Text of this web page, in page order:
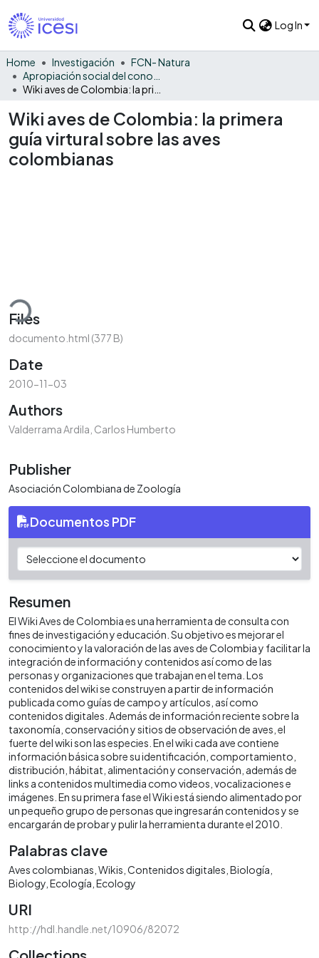
Log In
Home Investigación
FCN- Natura
Wiki aves de Colombia: la primera
guía virtural sobre las aves
colombianas
Files
documento.html (377 B)
Date
2010-11-03
Authors
Valderrama Ardila, Carlos Humberto
Publisher
Asociación Colombiana de Zoología
Documentos PDF
Resumen
El Wiki Aves de Colombia es una herramienta de consulta con
fines de investigación y educación. Su objetivo es mejorar el
conocimiento y la valoración de las aves de Colombia y facilitar la
integración de información y contenidos así como de las
personas y organizaciones que trabajan en el tema. Los
contenidos del wiki se construyen a partir de información
publicada como guías de campo y artículos, así como
contenidos digitales. Además de información reciente sobre la
taxonomía, conservación y sitios de observación de aves, el
fuerte del wiki son las especies. En el wiki cada ave contiene
información básica sobre su identificación, comportamiento,
distribución, hábitat, alimentación y conservación, además de
links a contenidos multimedia como videos, vocalizaciones e
imágenes. En su primera fase el Wiki está siendo alimentado por
un pequeño grupo de personas que ingresarán contenidos y se
encargarán de probar y pulir la herramienta durante el 2010.
Palabras clave
Aves colombianas Wikis Contenidos digitales Biología
Biology Ecología Ecology
URI
http://hdl.handle.net/10906/82072